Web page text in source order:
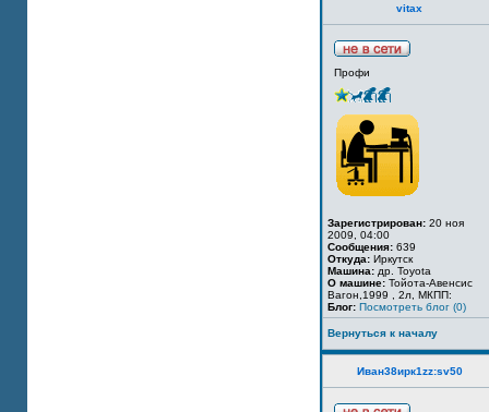
vitax
Профи
Зарегистрирован: 20 ноя
2009, 04:00
Сообщения: 639
Откуда: Иркутск
Машина: др. Toyota
О машине: Тойота-Авенсис
Вагон,1999 , 2л, МКПП:
Блог: Посмотреть блог (0)
Вернуться к началу
Иван38ирк1zz:sv50